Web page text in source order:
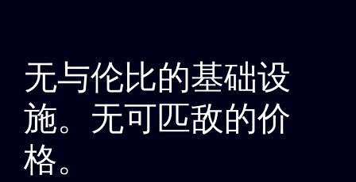
无与伦比的基础设
施。无可匹敌的价
格。